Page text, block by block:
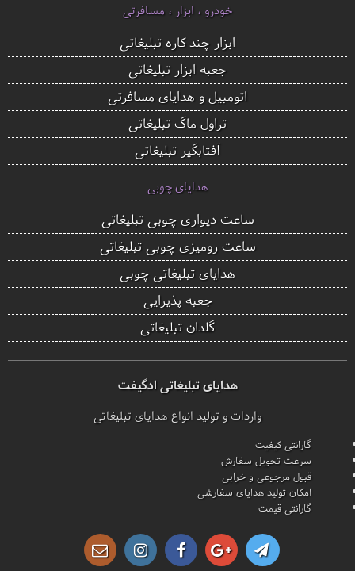
خودرو ، ابزار ، مسافرتی
ابزار چند کاره تبلیغاتی
جعبه ابزار تبلیغاتی
اتومبیل و هدایای مسافرتی
تراول ماگ تبلیغاتی
آفتابگیر تبلیغاتی
هدایای چوبی
ساعت دیواری چوبی تبلیغاتی
ساعت رومیزی چوبی تبلیغاتی
هدایای تبلیغاتی چوبی
جعبه پذیرایی
گلدان تبلیغاتی
هدایای تبلیغاتی ادگیفت
واردات و تولید انواع هدایای تبلیغاتی
گارانتی کیفیت
سرعت تحویل سفارش
قبول مرجوعی و خرابی
امکان تولید هدایای سفارشی
گارانتی قیمت